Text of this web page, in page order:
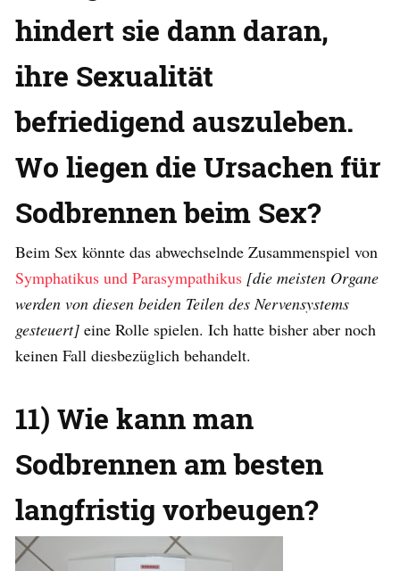
hindert sie dann daran,
ihre Sexualität
befriedigend auszuleben.
Wo liegen die Ursachen für
Sodbrennen beim Sex?
Beim Sex könnte das abwechselnde Zusammenspiel von
Symphatikus und Parasympathikus [die meisten Organe
werden von diesen beiden Teilen des Nervensystems
gesteuert] eine Rolle spielen. Ich hatte bisher aber noch
keinen Fall diesbezüglich behandelt.
11) Wie kann man
Sodbrennen am besten
langfristig vorbeugen?